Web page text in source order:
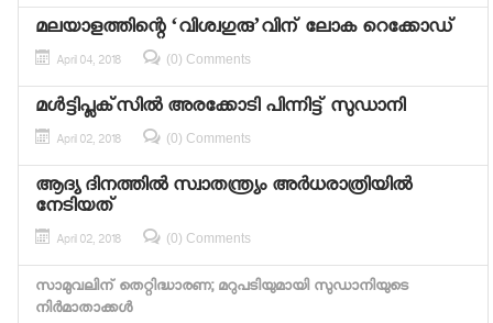
മലയാളത്തിന്റെ ‘വിശ്വഗുരു’വിന് ലോക റെക്കോഡ്
April 04, 2018 (0) Comments
മള്‍ട്ടിപ്ലക്‌സില്‍ അരക്കോടി പിന്നിട്ട് സുഡാനി
April 02, 2018 (0) Comments
ആദ്യ ദിനത്തില്‍ സ്വാതന്ത്ര്യം അര്‍ധരാത്രിയില്‍
നേടിയത്
April 02, 2018 (0) Comments
സാമുവലിന് തെറ്റിദ്ധാരണ; മറുപടിയുമായി സുഡാനിയുടെ
നിർമാതാക്കൾ